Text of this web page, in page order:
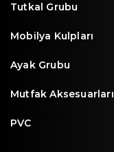
Tutkal Grubu
Mobilya Kulpları
Ayak Grubu
Mutfak Aksesuarları
PVC